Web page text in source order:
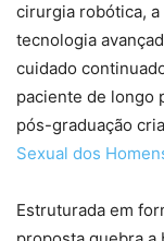
cirurgia robótica,
tecnologia
cuidado
paciente de longo
pós-graduação
Sexual dos
Estruturada em